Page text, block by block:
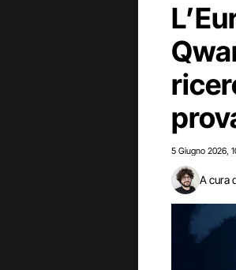
5 Giugno 2026
A cura